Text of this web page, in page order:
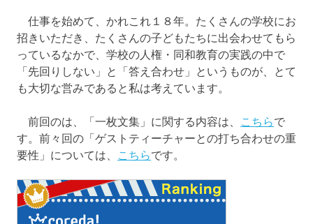
仕事を始めて、かれこれ１８年。たくさんの学校にお
招きいただき、たくさんの子どもたちに出会わせてもら
っているなかで、学校の人権・同和教育の実践の中で
「先回りしない」と「答え合わせ」というものが、とて
も大切な営みであると私は考えています。
前回のは、「一枚文集」に関する内容は、 こちらで
す。前々回の「ゲストティーチャーとの打ち合わせの重
要性」については、
こちらです。